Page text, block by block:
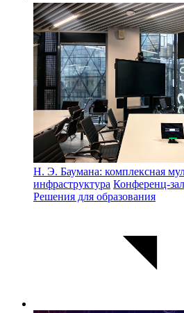
Н. Э. Баумана: комплексная
инфраструктура Конференц-
Решения для образования